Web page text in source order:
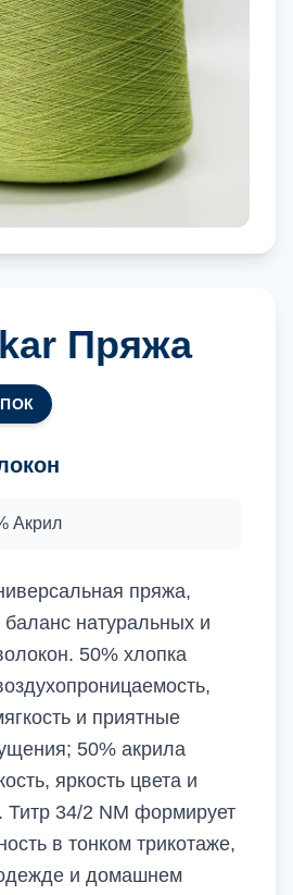
Пряжа
Акрил
пряжа,
натуральных и
50% хлопка
и приятные
50% акрила
яркость цвета и
Титр 34/2 NM формирует
в тонком трикотаже,
и домашнем